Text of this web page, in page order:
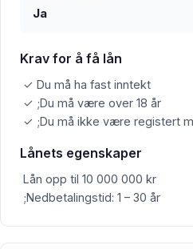
Ja
Krav for å få lån
✓ Du må ha fast inntekt
✓ ;Du må være over 18 år
✓ ;Du må ikke være registert
Lånets egenskaper
Lån opp til 10 000 000 kr
;Nedbetalingstid: 1 – 30 år